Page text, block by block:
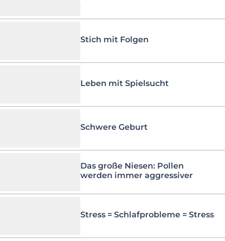
Stich mit Folgen
Leben mit Spielsucht
Schwere Geburt
Das große Niesen: Pollen
werden immer aggressiver
Stress = Schlafprobleme = Stress